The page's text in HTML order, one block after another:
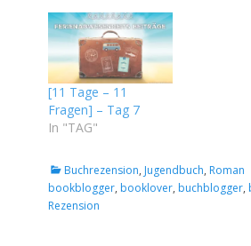
[11 Tage – 11
Fragen] – Tag 7
In "TAG"
Kategorien
Buchrezension, Jugendbuch, Roman
bookblogger, booklover, buchblogger,
Rezension